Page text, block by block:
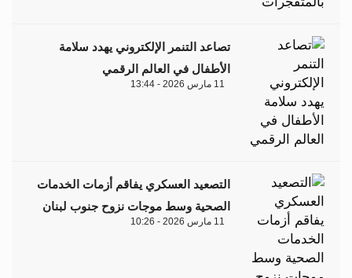
تصاعد التنمر الإلكتروني يهدد سلامة
الأطفال في العالم الرقمي
11 مارس 2026 - 13:44
التصعيد العسكري يفاقم أزمات الخدمات
الصحية وسط موجات نزوح جنوب لبنان
11 مارس 2026 - 10:26